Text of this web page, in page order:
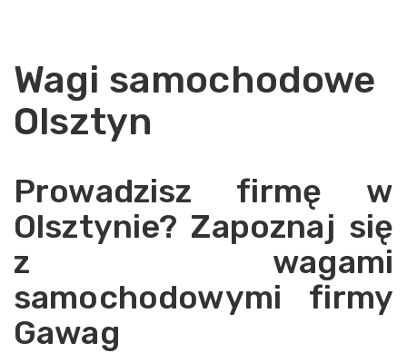
Wagi samochodowe
Olsztyn
Prowadzisz firmę w
Olsztynie? Zapoznaj się
z wagami
samochodowymi firmy
Gawag